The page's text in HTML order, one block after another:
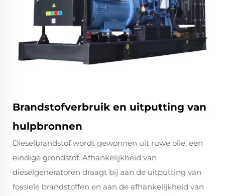
Brandstofverbruik en uitputting van
hulpbronnen
Dieselbrandstof wordt gewonnen uit ruwe olie, een
eindige grondstof. Afhankelijkheid van
dieselgeneratoren draagt bij aan de uitputting van
fossiele brandstoffen en aan de afhankelijkheid van